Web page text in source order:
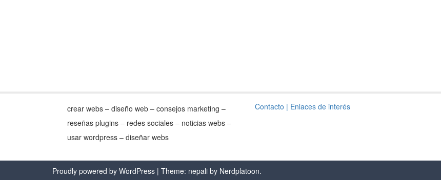
crear webs – diseño web – consejos marketing –
reseñas plugins – redes sociales – noticias webs –
usar wordpress – diseñar webs
Contacto | Enlaces de interés
Proudly powered by WordPress | Theme: nepali by Nerdplatoon.